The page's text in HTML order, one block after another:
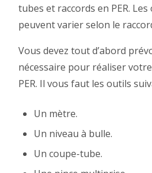
tubes et raccords en PER.
peuvent varier selon le
Vous devez tout d’abord
nécessaire pour réaliser
PER. Il vous faut les outils
Un mètre.
Un niveau à bulle.
Un coupe-tube.